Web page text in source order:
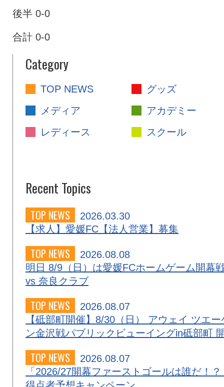
後半 0-0
合計 0-0
Category
TOP NEWS
グッズ
メディア
アカデミー
レディース
スクール
Recent Topics
TOP NEWS
2026.03.30
【求人】愛媛FC【法人営業】募集
TOP NEWS
2026.08.08
明日 8/9（日）は愛媛FCホームゲーム開幕
vs 奈良クラブ
TOP NEWS
2026.08.07
【砥部町開催】8/30（日） アウェイ ツエー
ン金沢戦パブリックビューイングin砥部町
TOP NEWS
2026.08.07
「2026/27開幕ファーストゴールは誰だ！？